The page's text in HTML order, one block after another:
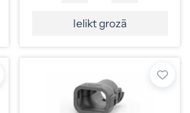
Ielikt grozā